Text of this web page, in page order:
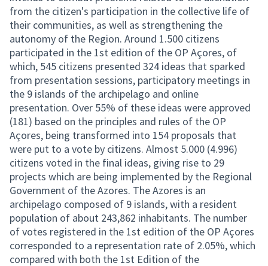
from the citizen's participation in the collective life of
their communities, as well as strengthening the
autonomy of the Region. Around 1.500 citizens
participated in the 1st edition of the OP Açores, of
which, 545 citizens presented 324 ideas that sparked
from presentation sessions, participatory meetings in
the 9 islands of the archipelago and online
presentation. Over 55% of these ideas were approved
(181) based on the principles and rules of the OP
Açores, being transformed into 154 proposals that
were put to a vote by citizens. Almost 5.000 (4.996)
citizens voted in the final ideas, giving rise to 29
projects which are being implemented by the Regional
Government of the Azores. The Azores is an
archipelago composed of 9 islands, with a resident
population of about 243,862 inhabitants. The number
of votes registered in the 1st edition of the OP Açores
corresponded to a representation rate of 2.05%, which
compared with both the 1st Edition of the